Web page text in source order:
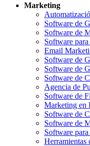
Marketing
Software de
Software de
Software
Email
Software de
Software de
Software de
Agencia de
Software de
Marketing en
Software de
Software de
Software
Herramientas